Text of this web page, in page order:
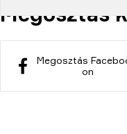
Megosztás
Megosztás
on